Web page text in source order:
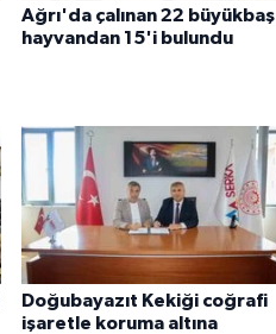
Ağrı'da çalınan 22 büyükbaş
hayvandan 15'i bulundu
Doğubayazıt Kekiği coğrafi
işaretle koruma altına